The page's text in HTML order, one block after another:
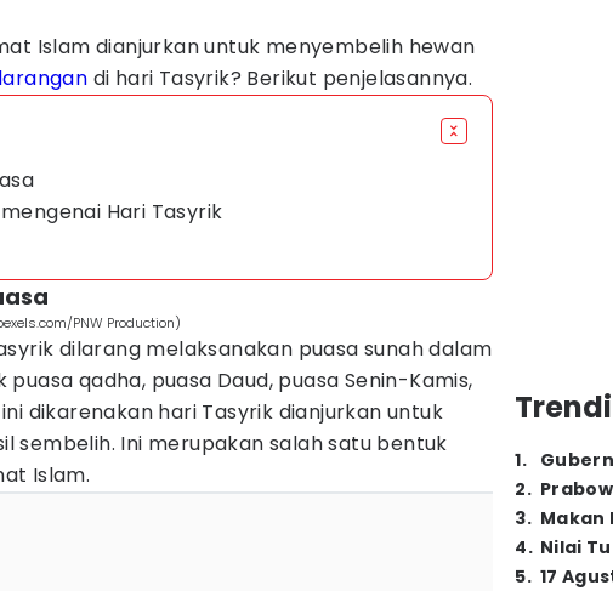
Islam dianjurkan untuk menyembelih hewan
larangan di hari Tasyrik? Berikut penjelasannya.
Hari Tasyrik
PNW Production)
dilarang melaksanakan puasa sunah dalam
qadha, puasa Daud, puasa Senin-Kamis,
dikarenakan hari Tasyrik dianjurkan untuk
sembelih. Ini merupakan salah satu bentuk
Islam.
1.
2.
3. Makan
4. Nilai
5. 17